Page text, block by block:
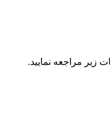
مراجعه نمایید.